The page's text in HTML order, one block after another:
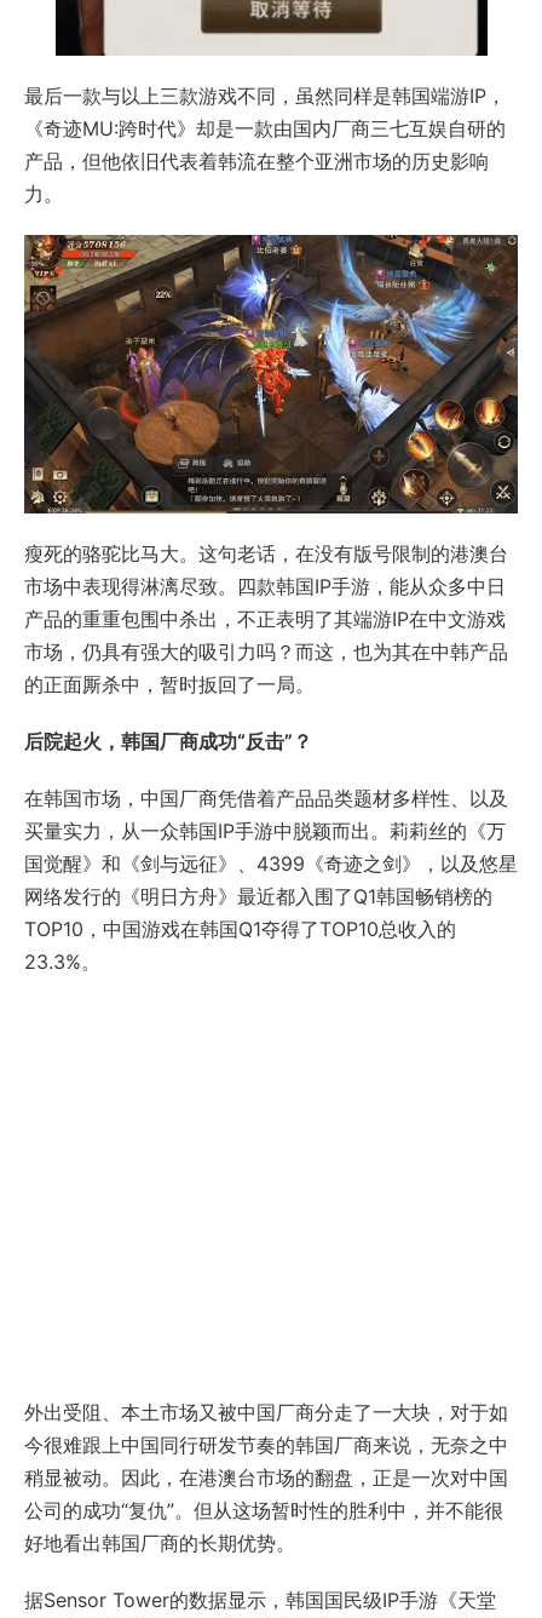
最后一款与以上三款游戏不同，虽然同样是韩国端游IP，
《奇迹MU:跨时代》却是一款由国内厂商三七互娱自研的
产品，但他依旧代表着韩流在整个亚洲市场的历史影响
力。
瘦死的骆驼比马大。这句老话，在没有版号限制的港澳台
市场中表现得淋漓尽致。四款韩国IP手游，能从众多中日
产品的重重包围中杀出，不正表明了其端游IP在中文游戏
市场，仍具有强大的吸引力吗？而这，也为其在中韩产品
的正面厮杀中，暂时扳回了一局。
后院起火，韩国厂商成功“反击”？
在韩国市场，中国厂商凭借着产品品类题材多样性、以及
买量实力，从一众韩国IP手游中脱颖而出。莉莉丝的《万
国觉醒》和《剑与远征》、4399《奇迹之剑》，以及悠星
网络发行的《明日方舟》最近都入围了Q1韩国畅销榜的
TOP10，中国游戏在韩国Q1夺得了TOP10总收入的
23.3%。
外出受阻、本土市场又被中国厂商分走了一大块，对于如
今很难跟上中国同行研发节奏的韩国厂商来说，无奈之中
稍显被动。因此，在港澳台市场的翻盘，正是一次对中国
公司的成功“复仇”。但从这场暂时性的胜利中，并不能很
好地看出韩国厂商的长期优势。
据Sensor Tower的数据显示，韩国国民级IP手游《天堂